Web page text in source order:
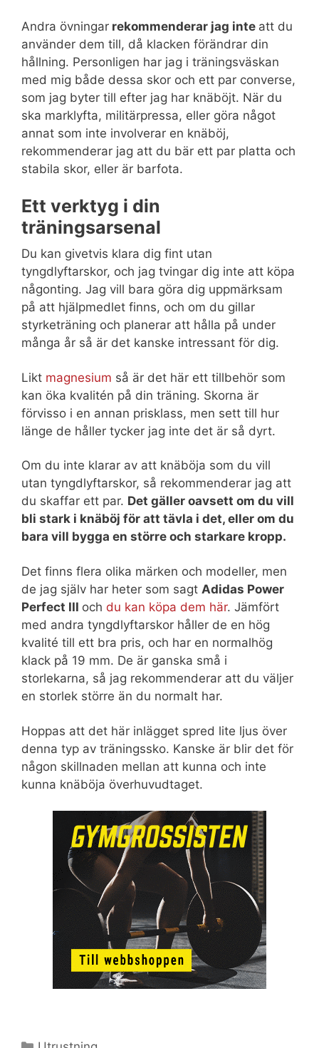
Andra övningar rekommenderar jag inte att du
använder dem till, då klacken förändrar din
hållning. Personligen har jag i träningsväskan
med mig både dessa skor och ett par converse,
som jag byter till efter jag har knäböjt. När du
ska marklyfta, militärpressa, eller göra något
annat som inte involverar en knäböj,
rekommenderar jag att du bär ett par platta och
stabila skor, eller är barfota.
Ett verktyg i din
träningsarsenal
Du kan givetvis klara dig fint utan
tyngdlyftarskor, och jag tvingar dig inte att köpa
någonting. Jag vill bara göra dig uppmärksam
på att hjälpmedlet finns, och om du gillar
styrketräning och planerar att hålla på under
många år så är det kanske intressant för dig.
Likt magnesium så är det här ett tillbehör som
kan öka kvalitén på din träning. Skorna är
förvisso i en annan prisklass, men sett till hur
länge de håller tycker jag inte det är så dyrt.
Om du inte klarar av att knäböja som du vill
utan tyngdlyftarskor, så rekommenderar jag att
du skaffar ett par. Det gäller oavsett om du vill
bli stark i knäböj för att tävla i det, eller om du
bara vill bygga en större och starkare kropp.
Det finns flera olika märken och modeller, men
de jag själv har heter som sagt Adidas Power
Perfect III och du kan köpa dem här. Jämfört
med andra tyngdlyftarskor håller de en hög
kvalité till ett bra pris, och har en normalhög
klack på 19 mm. De är ganska små i
storlekarna, så jag rekommenderar att du väljer
en storlek större än du normalt har.
Hoppas att det här inlägget spred lite ljus över
denna typ av träningssko. Kanske är blir det för
någon skillnaden mellan att kunna och inte
kunna knäböja överhuvudtaget.
Kategorier